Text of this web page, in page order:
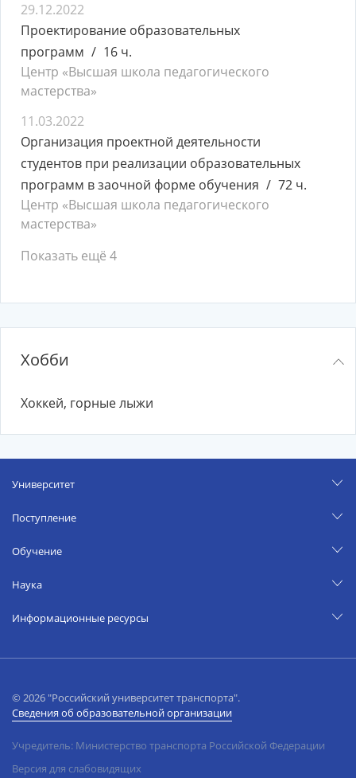
29.12.2022
Проектирование образовательных
программ
16 ч.
Центр «Высшая школа педагогического
мастерства»
11.03.2022
Организация проектной деятельности
студентов при реализации образовательных
программ в заочной форме обучения
72 ч.
Центр «Высшая школа педагогического
мастерства»
Показать ещё 4
Хобби
Хоккей, горные лыжи
Университет
Поступление
Обучение
Наука
Информационные ресурсы
© 2026 "Российский университет транспорта".
Сведения об образовательной организации
Учредитель: Министерство транспорта Российской Федерации
Версия для слабовидящих